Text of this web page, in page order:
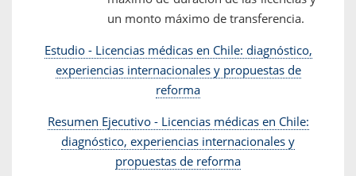
un monto máximo de transferencia.
Estudio - Licencias médicas en Chile: diagnóstico,
experiencias internacionales y propuestas de
reforma
Resumen Ejecutivo - Licencias médicas en Chile:
diagnóstico, experiencias internacionales y
propuestas de reforma